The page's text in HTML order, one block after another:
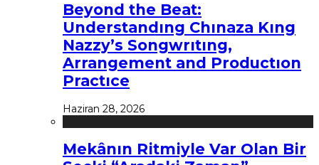
Beyond the Beat:
Understandıng Chınaza Kıng
Nazzy’s Songwrıtıng,
Arrangement and Productıon
Practıce
Haziran 28, 2026
Mekânın Ritmiyle Var Olan Bir